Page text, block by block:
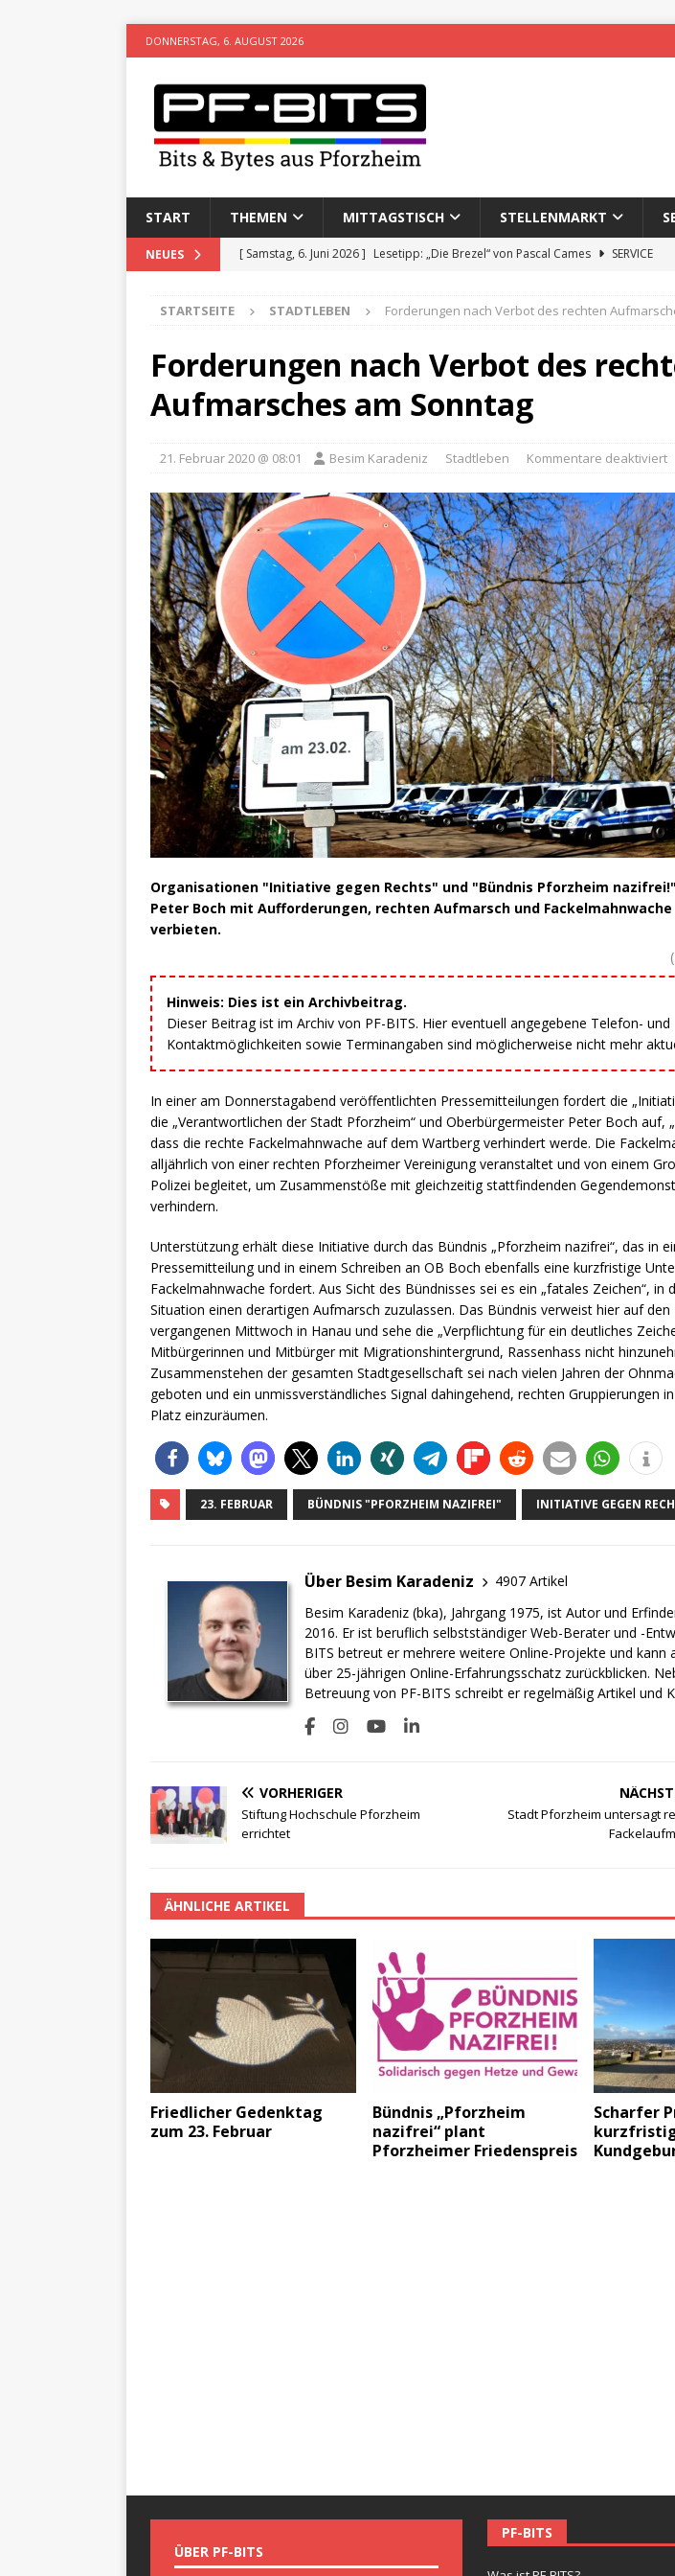
DONNERSTAG, 6. AUGUST 2026
START THEMEN MITTAGSTISCH STELLENMARKT
NEUES [ Samstag, 6. Juni 2026 ] Lesetipp: „Die Brezel“ von Pascal Cames
SERVICE
[ Sonntag, 15. Februar 2026 ] Aufzeichnung des 65. Fasnetsumzugs
[ Donnerstag, 11. Dezember 2025 ]
[ Mittwoch, 5. August 2026 ] Besim Karadeniz: Der Mann hinter PF-Bits lebt nicht
STARTSEITE STADTLEBEN Forderungen nach Verbot des rechten
Forderungen nach Verbot des
Aufmarsches am Sonntag
21. Februar 2020 @ 08:01 Besim Karadeniz Stadtleben Kommentare deaktiviert
Organisationen "Initiative gegen Rechts" und "Bündnis Pforzheim
Peter Boch mit Aufforderungen, rechten Aufmarsch und
verbieten.
Hinweis: Dies ist ein Archivbeitrag.
Dieser Beitrag ist im Archiv von PF-BITS. Hier eventuell angegebene Telefon- und
Kontaktmöglichkeiten sowie Terminangaben sind möglicherweise nicht mehr
In einer am Donnerstagabend veröffentlichten Pressemitteilungen fordert die
die „Verantwortlichen der Stadt Pforzheim“ und Oberbürgermeister Peter Boch auf,
dass die rechte Fackelmahnwache auf dem Wartberg verhindert werde. Die
alljährlich von einer rechten Pforzheimer Vereinigung veranstaltet und von einem
Polizei begleitet, um Zusammenstöße mit gleichzeitig stattfindenden
verhindern.
Unterstützung erhält diese Initiative durch das Bündnis „Pforzheim nazifrei“, das in
Pressemitteilung und in einem Schreiben an OB Boch ebenfalls eine kurzfristige
Fackelmahnwache fordert. Aus Sicht des Bündnisses sei es ein „fatales Zeichen“, in
Situation einen derartigen Aufmarsch zuzulassen. Das Bündnis verweist hier auf
vergangenen Mittwoch in Hanau und sehe die „Verpflichtung für ein deutliches
Mitbürgerinnen und Mitbürger mit Migrationshintergrund, Rassenhass nicht
Zusammenstehen der gesamten Stadtgesellschaft sei nach vielen Jahren der
geboten und ein unmissverständliches Signal dahingehend, rechten Gruppierungen
Platz einzuräumen.
23. FEBRUAR BÜNDNIS "PFORZHEIM NAZIFREI" INITIATIVE GEGEN
Über Besim Karadeniz
4907 Artikel
Besim Karadeniz (bka), Jahrgang 1975, ist Autor und
2016. Er ist beruflich selbstständiger Web-Berater und -
BITS betreut er mehrere weitere Online-Projekte und kann
über 25-jährigen Online-Erfahrungsschatz zurückblicken.
Betreuung von PF-BITS schreibt er regelmäßig Artikel und
VORHERIGER
Stiftung Hochschule Pforzheim
errichtet
Stadt Pforzheim untersagt
ÄHNLICHE ARTIKEL
Friedlicher Gedenktag
zum 23. Februar
Bündnis „Pforzheim
nazifrei“ plant
Pforzheimer Friedenspreis
Scharfer
ÜBER PF-BITS
PF-BITS